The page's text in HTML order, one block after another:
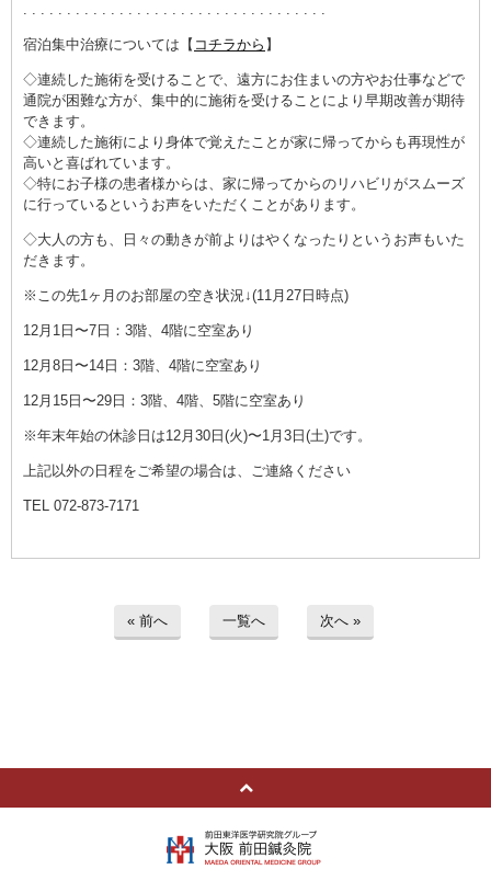
. . . . . . . . . . . . . . . . . . . . . . . . . . . . . . . . . . .
宿泊集中治療については【 コチラから 】
◇連続した施術を受けることで、遠方にお住まいの方やお仕事などで
通院が困難な方が、集中的に施術を受けることにより早期改善が期待
できます。
◇連続した施術により身体で覚えたことが家に帰ってからも再現性が
高いと喜ばれています。
◇特にお子様の患者様からは、家に帰ってからのリハビリがスムーズ
に行っているというお声をいただくことがあります。
◇大人の方も、日々の動きが前よりはやくなったりというお声もいた
だきます。
※この先1ヶ月のお部屋の空き状況↓(11月27日時点)
12月1日〜7日：3階、4階に空室あり
12月8日〜14日：3階、4階に空室あり
12月15日〜29日：3階、4階、5階に空室あり
※年末年始の休診日は12月30日(火)〜1月3日(土)です。
上記以外の日程をご希望の場合は、ご連絡ください
TEL 072-873-7171
« 前へ 一覧へ 次へ »